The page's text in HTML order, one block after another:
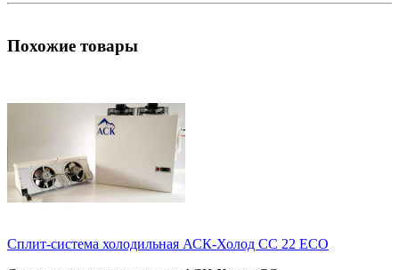
Похожие товары
Сплит-система холодильная АСК-Холод CC 22 ECO